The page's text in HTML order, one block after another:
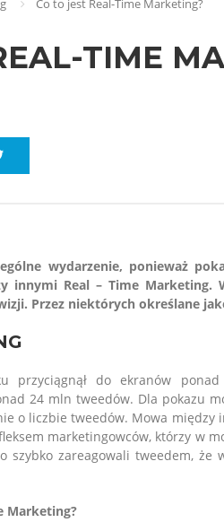
Co to jest Real-Time Marketing?
TIME
wydarzenie, ponieważ
innymi Real – Time Marketing.
Przez niektórych określane
przyciągnął do ekranów
24 mln tweedów. Dla pokazu
o liczbie tweedów. Mowa
marketingowców, którzy w
szybko zareagowali tweedem, że
Marketing?